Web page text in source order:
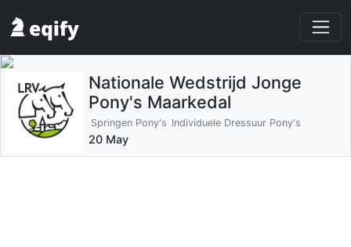
Nationale Wedstrijd Jonge
Pony's Maarkedal
Springen Pony's Individuele Dressuur Pony's
20 May